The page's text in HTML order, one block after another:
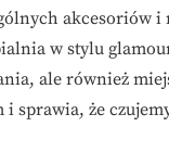
akcesoriów i
w stylu
ale również
i sprawia, że